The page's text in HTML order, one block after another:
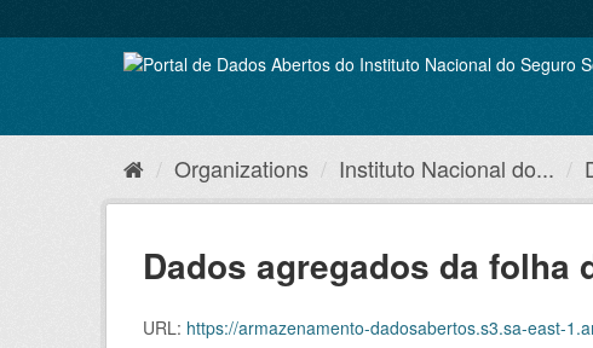
to
Organizations Instituto Nacional do...
Dados agregados da folha
URL: https://armazenamento-dadosabertos.s3.sa-east-1.amazonaws.com/